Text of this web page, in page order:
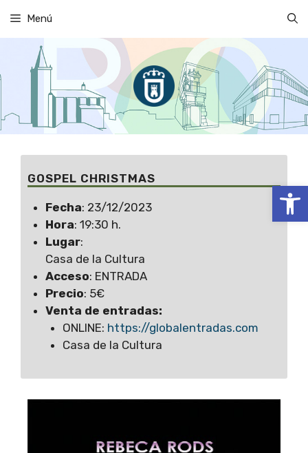
Abrir
contenido
Menú
GOSPEL CHRISTMAS
Fecha: 23/12/2023
Hora: 19:30 h.
Lugar:
Casa de la Cultura
Acceso: ENTRADA
Precio: 5€
Venta de entradas:
ONLINE: https://globalentradas.com
Casa de la Cultura